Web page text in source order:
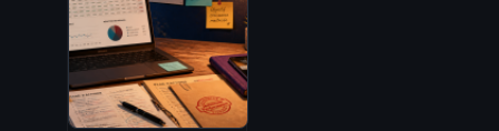
décroche le Label
d’Excellence 2026
parmi 54 offres
analysées